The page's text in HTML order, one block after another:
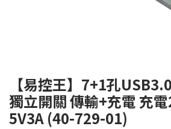
【易控王】7+1孔
獨立開關 傳輸+充電 充
5V3A (40-729-01)